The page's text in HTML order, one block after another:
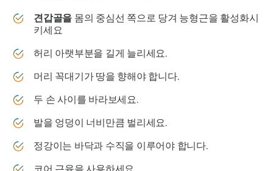
견갑골을 몸의 중심선 쪽으로 당겨 능형근을 활성화시
키세요
허리 아랫부분을 길게 늘리세요.
머리 꼭대기가 땅을 향해야 합니다.
두 손 사이를 바라보세요.
발을 엉덩이 너비만큼 벌리세요.
정강이는 바닥과 수직을 이루어야 합니다.